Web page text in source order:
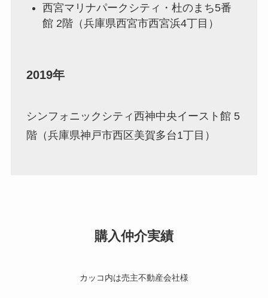
西宮マリナパークシティ・杜のまち5番
館 2階（兵庫県西宮市西宮浜4丁目）
2019年
シンフォニックシティ西神中央イースト館 5
階（兵庫県神戸市西区美賀多台1丁目）
購入仲介実績
カッコ内は売主不動産会社様